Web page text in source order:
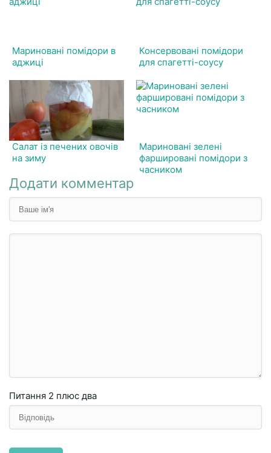
Мариновані помідори в
аджиці
Консервовані помідори
для спагетті-соусу
Салат із печених овочів
на зиму
Мариновані зелені
фаршировані помідори з
часником
Додати комментар
Питання 2 плюc двa